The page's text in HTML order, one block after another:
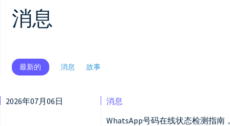
消息
最新的 消息 故事
2026年07月06日
消息
WhatsApp号码在线状态检测指南